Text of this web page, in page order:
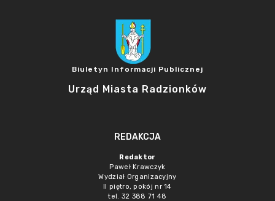
Biuletyn Informacji Publicznej
Urząd Miasta Radzionków
REDAKCJA
Redaktor
Paweł Krawczyk
Wydział Organizacyjny
II piętro, pokój nr 14
tel. 32 388 71 48